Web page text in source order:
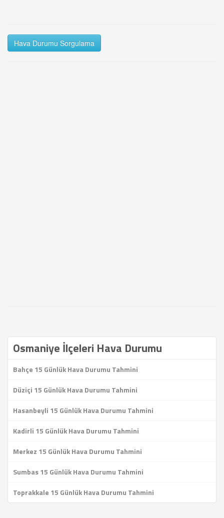
Hava Durumu Sorgulama
Osmaniye İlçeleri Hava Durumu
Bahçe 15 Günlük Hava Durumu Tahmini
Düziçi 15 Günlük Hava Durumu Tahmini
Hasanbeyli 15 Günlük Hava Durumu Tahmini
Kadirli 15 Günlük Hava Durumu Tahmini
Merkez 15 Günlük Hava Durumu Tahmini
Sumbas 15 Günlük Hava Durumu Tahmini
Toprakkale 15 Günlük Hava Durumu Tahmini